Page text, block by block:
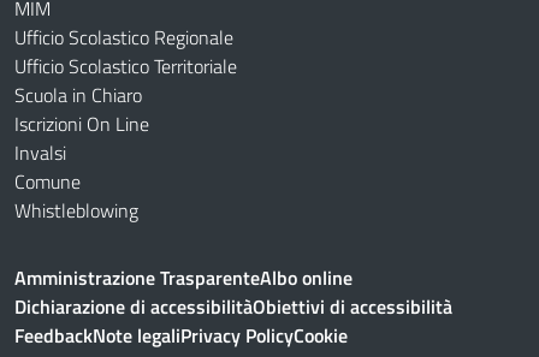
MIM
Ufficio Scolastico Regionale
Ufficio Scolastico Territoriale
Scuola in Chiaro
Iscrizioni On Line
Invalsi
Comune
Whistleblowing
Amministrazione TrasparenteAlbo online
Dichiarazione di accessibilitàObiettivi di accessibilità
FeedbackNote legaliPrivacy PolicyCookie